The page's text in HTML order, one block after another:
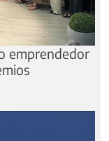
emprendedor